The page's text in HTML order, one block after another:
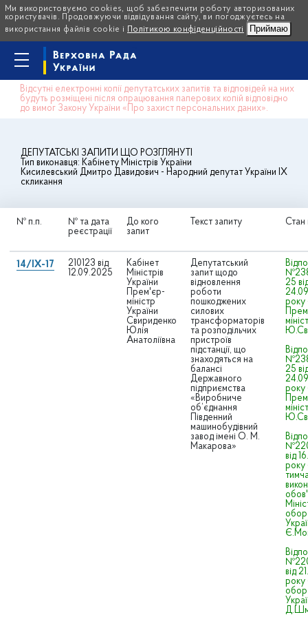
Ми використовуємо cookies, щоб забезпечити роботу авторизованих
користувачів. Продовжуючи відвідування сайту, ви погоджуєтесь на
використання файлів cookie і
Політикою конфіденційності Приймаю
Відсутні електронні копії депутатських запитів та відповідей на них
будуть розміщені після опрацювання паперових копій відповідно
до вимог Закону України «Про захист персональних даних».
ДЕПУТАТСЬКІ ЗАПИТИ ЩО РОЗГЛЯНУТІ
Тип виконавця: Кабінету Міністрів України
Кисилевський Дмитро Давидович - Народний депутат України IX
скликання
№ п.п.
№ та дата
реєстрації
До кого
запит
Текст запиту Стан
14/IX-17
210123 від
12.09.2025
Кабінет
Міністрів
України
Прем'єр-
міністр
України
Свириденко
Юлія
Анатоліївна
Депутатський
запит щодо
відновлення
роботи
пошкоджених
силових
трансформаторів
та розподільчих
пристроїв
підстанції, що
знаходяться на
балансі
Державного
підприємства
«Виробниче
об’єднання
Південний
машинобудівний
завод імені О. М.
Макарова»
25
року
25
року
від
року
від
року